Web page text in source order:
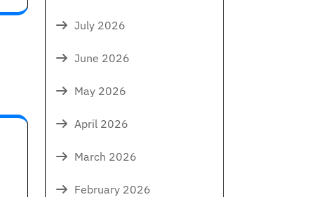
July 2026
June 2026
May 2026
April 2026
March 2026
February 2026